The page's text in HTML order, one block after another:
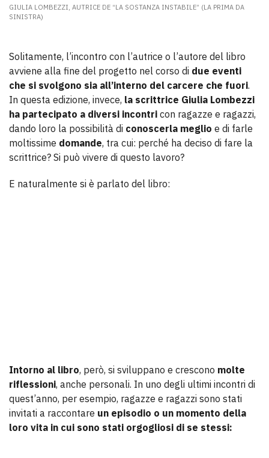
GIULIA LOMBEZZI, AUTRICE DE “LA SOSTANZA INSTABILE” (LA PRIMA DA
SINISTRA)
Solitamente, l’incontro con l’autrice o l’autore del libro
avviene alla fine del progetto nel corso di due eventi
che si svolgono sia all’interno del carcere che fuori.
In questa edizione, invece, la scrittrice Giulia Lombezzi
ha partecipato a diversi incontri con ragazze e ragazzi,
dando loro la possibilità di conoscerla meglio e di farle
moltissime domande, tra cui: perché ha deciso di fare la
scrittrice? Si può vivere di questo lavoro?
E naturalmente si è parlato del libro:
Intorno al libro, però, si sviluppano e crescono molte
riflessioni, anche personali. In uno degli ultimi incontri di
quest’anno, per esempio, ragazze e ragazzi sono stati
invitati a raccontare un episodio o un momento della
loro vita in cui sono stati orgogliosi di se stessi: